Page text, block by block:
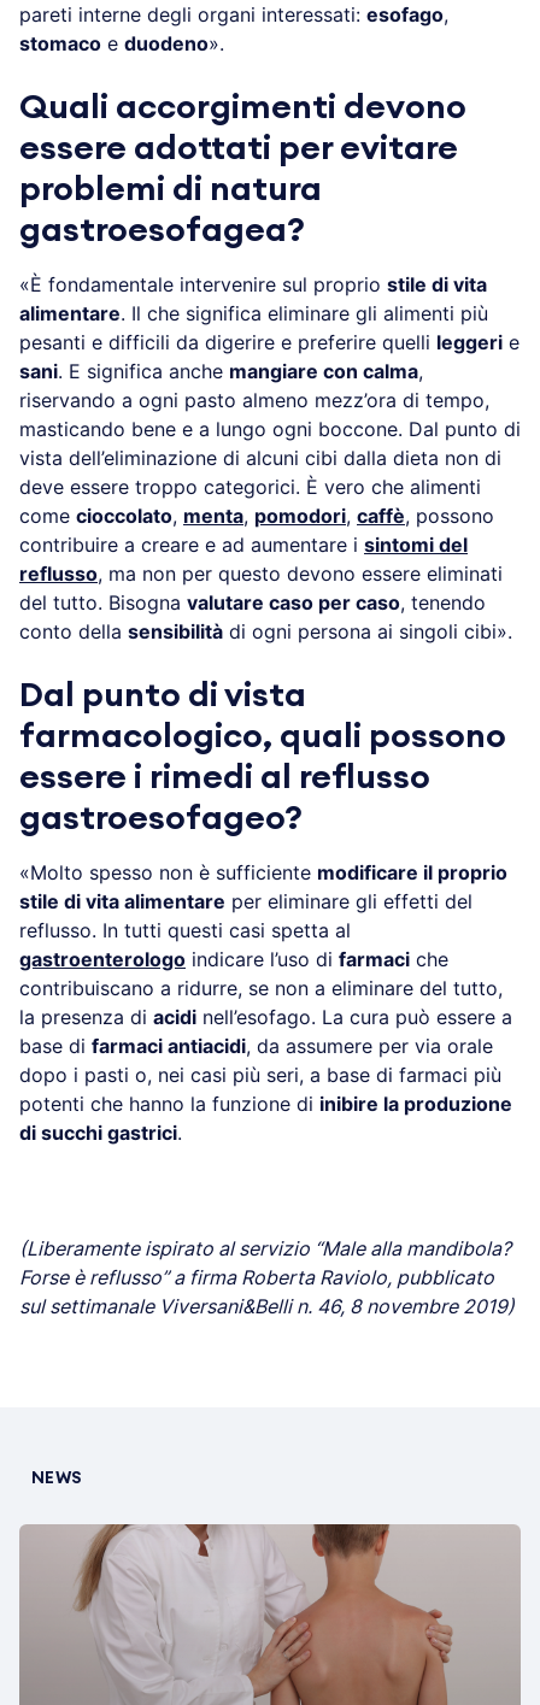
pareti interne degli organi interessati: esofago,
stomaco e duodeno».
Quali accorgimenti devono
essere adottati per evitare
problemi di natura
gastroesofagea?
«È fondamentale intervenire sul proprio stile di vita
alimentare. Il che significa eliminare gli alimenti più
pesanti e difficili da digerire e preferire quelli leggeri e
sani. E significa anche mangiare con calma,
riservando a ogni pasto almeno mezz’ora di tempo,
masticando bene e a lungo ogni boccone. Dal punto di
vista dell’eliminazione di alcuni cibi dalla dieta non di
deve essere troppo categorici. È vero che alimenti
come cioccolato, menta, pomodori, caffè, possono
contribuire a creare e ad aumentare i sintomi del
reflusso, ma non per questo devono essere eliminati
del tutto. Bisogna valutare caso per caso, tenendo
conto della sensibilità di ogni persona ai singoli cibi».
Dal punto di vista
farmacologico, quali possono
essere i rimedi al reflusso
gastroesofageo?
«Molto spesso non è sufficiente modificare il proprio
stile di vita alimentare per eliminare gli effetti del
reflusso. In tutti questi casi spetta al
gastroenterologo indicare l’uso di farmaci che
contribuiscano a ridurre, se non a eliminare del tutto,
la presenza di acidi nell’esofago. La cura può essere a
base di farmaci antiacidi, da assumere per via orale
dopo i pasti o, nei casi più seri, a base di farmaci più
potenti che hanno la funzione di inibire la produzione
di succhi gastrici.
(Liberamente ispirato al servizio “Male alla mandibola?
Forse è reflusso” a firma Roberta Raviolo, pubblicato
sul settimanale Viversani&Belli n. 46, 8 novembre 2019)
NEWS